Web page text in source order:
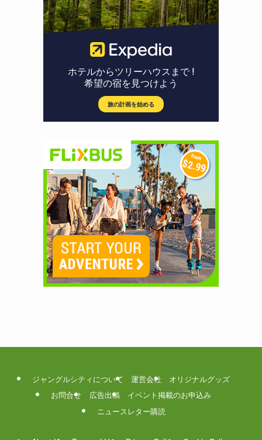
ジャングルシティについて 運営会社
オリジナルグッズ
お問合せ
広告出稿
イベント掲載のお申込み
ニュースレター購読